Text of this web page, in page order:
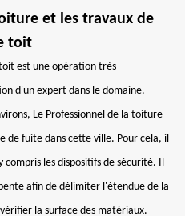
et les travaux de
toit
est une opération très
d'un expert dans le domaine.
Le Professionnel de la toiture
de fuite dans cette ville. Pour cela, il
les dispositifs de sécurité. Il
afin de délimiter l'étendue de la
la surface des matériaux.